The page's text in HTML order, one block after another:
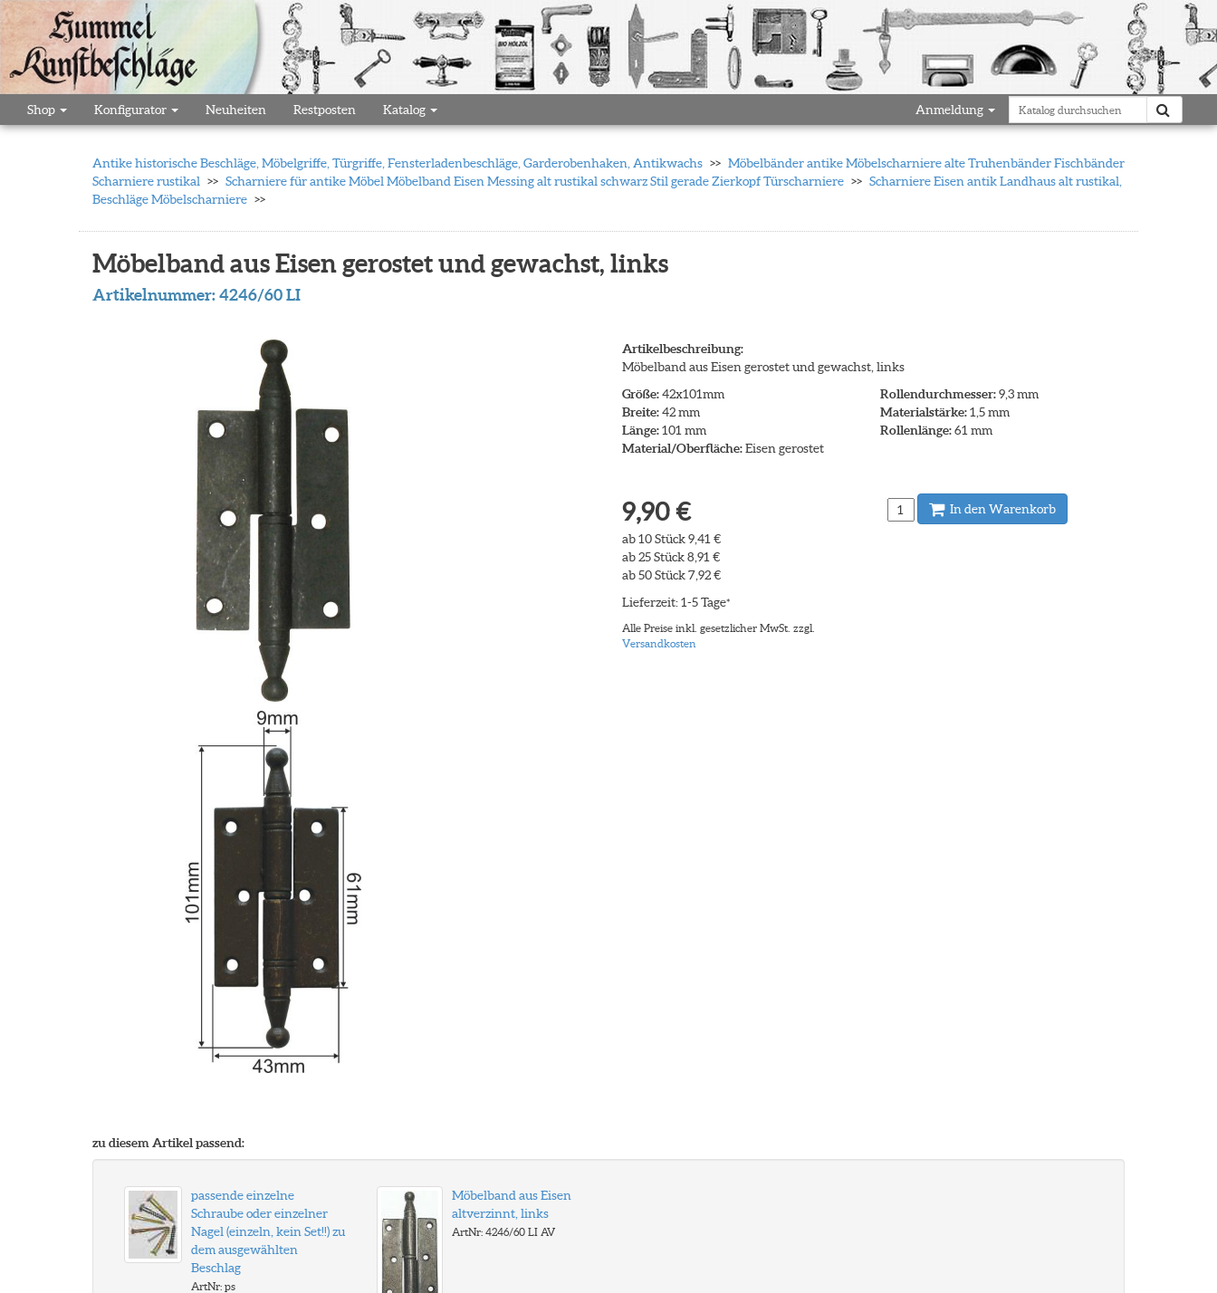
Shop Konfigurator Neuheiten Restposten Katalog Anmeldung
Antike historische Beschläge, Möbelgriffe, Türgriffe, Fensterladenbeschläge, Garderobenhaken, Antikwachs
Möbelbänder antike Möbelscharniere alte Truhenbänder Fischbänder
Scharniere rustikal
Scharniere für antike Möbel Möbelband Eisen Messing alt rustikal schwarz Stil gerade Zierkopf Türscharniere
Scharniere Eisen antik Landhaus alt rustikal,
Beschläge Möbelscharniere
Möbelband aus Eisen gerostet und gewachst, links
Artikelnummer:4246/60 LI
Artikelbeschreibung:
Möbelband aus Eisen gerostet und gewachst, links
Größe:42x101mm
Breite:42 mm
Länge:101 mm
Material/Oberfläche:Eisen gerostet
Rollendurchmesser:9,3 mm
Materialstärke:1,5 mm
Rollenlänge:61 mm
9,90 €
ab 10 Stück 9,41 €
ab 25 Stück 8,91 €
ab 50 Stück 7,92 €
Lieferzeit: 1-5 Tage*
Alle Preise inkl. gesetzlicher MwSt. zzgl.
Versandkosten
In den Warenkorb
zu diesem Artikel passend:
passende einzelne
Schraube oder einzelner
Nagel (einzeln, kein Set!!) zu
dem ausgewählten
Beschlag
ArtNr: ps
Möbelband aus Eisen
altverzinnt, links
ArtNr: 4246/60 LI AV